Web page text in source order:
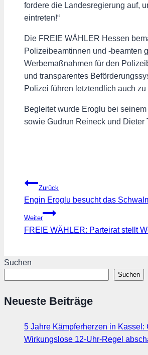
fordere die Landesregierung auf,
eintreten!“
Die FREIE WÄHLER Hessen
Polizeibeamtinnen und -beamten
Werbemaßnahmen für den
und transparentes
Polizei führen letztendlich auch
Begleitet wurde Eroglu bei
sowie Gudrun Reineck und Dieter
Beitragsnavigation
Zurück
Engin Eroglu besucht das
Weiter
FREIE WÄHLER: Parteirat stellt
Suchen
Suchen
Neueste Beiträge
5 Jahre Kämpferherzen in
Wirkungslose 12-Uhr-Regel